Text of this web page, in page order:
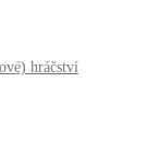
hráčství